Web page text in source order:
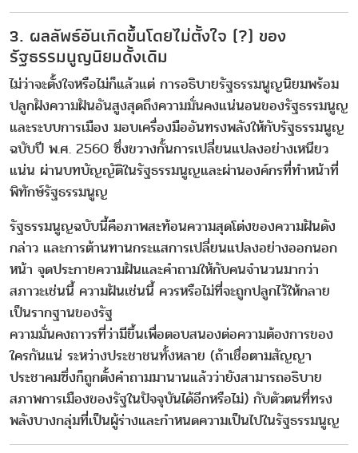
3. ผลลัพธ์อันเกิดขึ้นโดยไม่ตั้งใจ (?) ของ
รัฐธรรมนูญนิยมดั้งเดิม
ไม่ว่าจะตั้งใจหรือไม่ก็แล้วแต่ การอธิบายรัฐธรรมนูญนิยมพร้อม
ปลูกฝังความฝันอันสูงสุดถึงความมั่นคงแน่นอนของรัฐธรรมนูญ
และระบบการเมือง มอบเครื่องมืออันทรงพลังให้กับรัฐธรรมนูญ
ฉบับปี พ.ศ. 2560 ซึ่งขวางกั้นการเปลี่ยนแปลงอย่างเหนียว
แน่น ผ่านบทบัญญัติในรัฐธรรมนูญและผ่านองค์กรที่ทำหน้าที่
พิทักษ์รัฐธรรมนูญ
รัฐธรรมนูญฉบับนี้คือภาพสะท้อนความสุดโต่งของความฝันดัง
กล่าว และการต้านทานกระแสการเปลี่ยนแปลงอย่างออกนอก
หน้า จุดประกายความฝันและคำถามให้กับคนจำนวนมากว่า
สภาวะเช่นนี้ ความฝันเช่นนี้ ควรหรือไม่ที่จะถูกปลูกไว้ให้กลาย
เป็นรากฐานของรัฐ
ความมั่นคงถาวรที่ว่ามีขึ้นเพื่อตอบสนองต่อความต้องการของ
ใครกันแน่ ระหว่างประชาชนทั้งหลาย (ถ้าเชื่อตามสัญญา
ประชาคมซึ่งก็ถูกตั้งคำถามมานานแล้วว่ายังสามารถอธิบาย
สภาพการเมืองของรัฐในปัจจุบันได้อีกหรือไม่) กับตัวตนที่ทรง
พลังบางกลุ่มที่เป็นผู้ร่างและกำหนดความเป็นไปในรัฐธรรมนูญ